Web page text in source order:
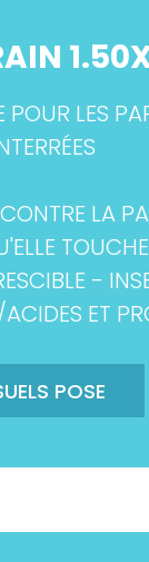
LES
LA
-
ET
POSE